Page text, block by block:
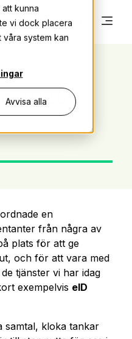
kunna
vi dock placera
system kan
Avvisa alla
2026
en
från några av
plats för att ge
och för att vara med
tjänster vi har idag
exempelvis eID
samtal, kloka tankar